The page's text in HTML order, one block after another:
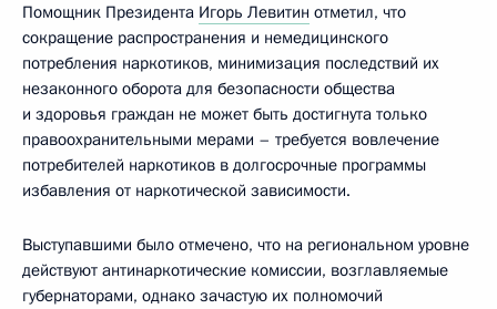
Помощник Президента Игорь Левитин отметил, что
сокращение распространения и немедицинского
потребления наркотиков, минимизация последствий их
незаконного оборота для безопасности общества
и здоровья граждан не может быть достигнута только
правоохранительными мерами – требуется вовлечение
потребителей наркотиков в долгосрочные программы
избавления от наркотической зависимости.
Выступавшими было отмечено, что на региональном уровне
действуют антинаркотические комиссии, возглавляемые
губернаторами, однако зачастую их полномочий